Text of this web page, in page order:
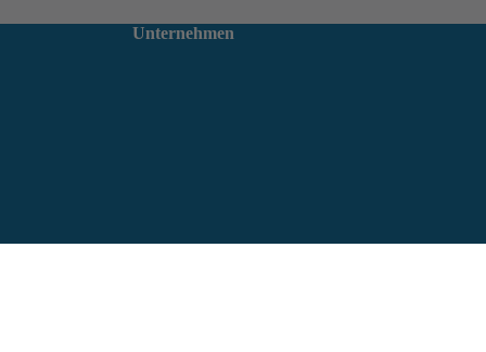
Unternehmen